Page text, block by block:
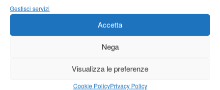
Gestisci servizi
Accetta
Nega
Visualizza le preferenze
Cookie PolicyPrivacy Policy